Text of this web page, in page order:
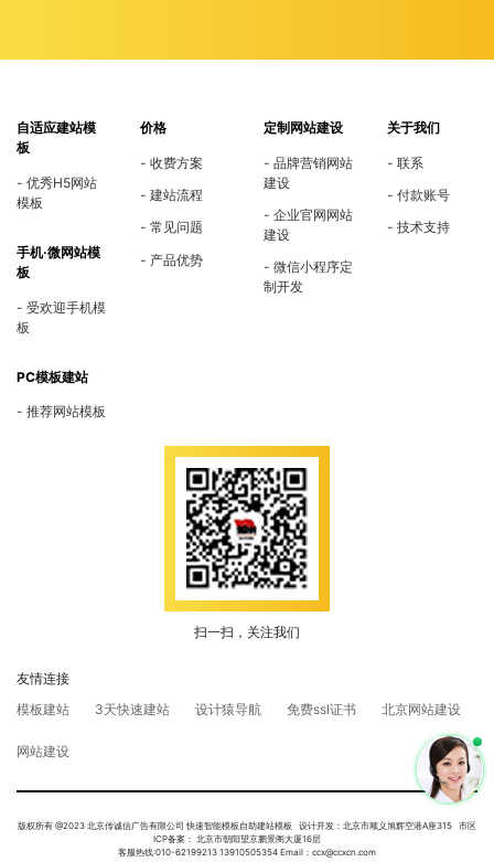
自适应建站模
板
优秀H5网站
模板
手机·微网站模
板
受欢迎手机模
板
PC模板建站
推荐网站模板
价格
收费方案
建站流程
常见问题
产品优势
定制网站建设
品牌营销网站
建设
企业官网网站
建设
微信小程序定
制开发
关于我们
联系
付款账号
技术支持
扫一扫，关注我们
友情连接
模板建站
3天快速建站 设计猿导航 免费ssl证书 北京网站建设
网站建设
版权所有 @2023 北京传诚信广告有限公司 快速智能模板自助建站模板 设计开发：北京市顺义旭辉空港A座315 市区
ICP备案： 北京市朝阳望京鹏景阁大厦16层
客服热线:010-62199213 13910505354 Email：ccx@ccxcn.com